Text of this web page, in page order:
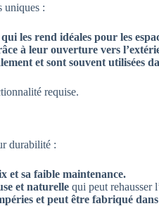
uniques :
les rend idéales pour les
à leur ouverture vers
et sont souvent utilisées
requise.
durabilité :
et sa faible maintenance.
et naturelle qui peut rehausser
et peut être fabriqué